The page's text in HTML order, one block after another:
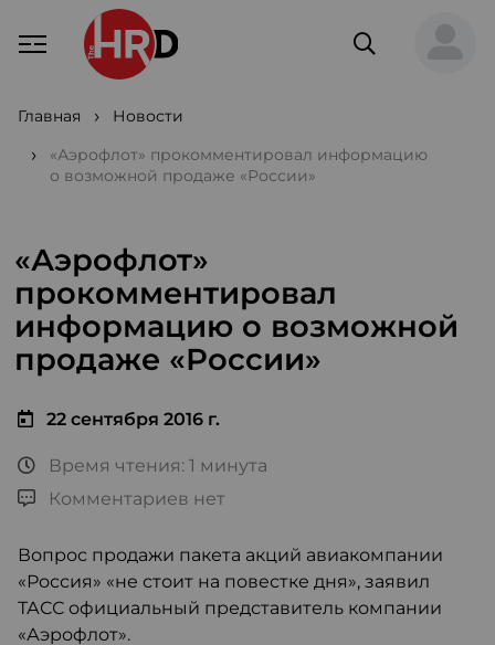
Главная
Новости
«Аэрофлот» прокомментировал информацию
о возможной продаже «России»
«Аэрофлот»
прокомментировал
информацию о возможной
продаже «России»
22 сентября 2016 г.
Время чтения: 1 минута
Комментариев нет
Вопрос продажи пакета акций авиакомпании
«Россия» «не стоит на повестке дня», заявил
ТАСС официальный представитель компании
«Аэрофлот».